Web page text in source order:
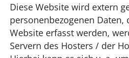
Diese Website wird extern
personenbezogenen Daten,
Website erfasst werden,
Servern des Hosters / der